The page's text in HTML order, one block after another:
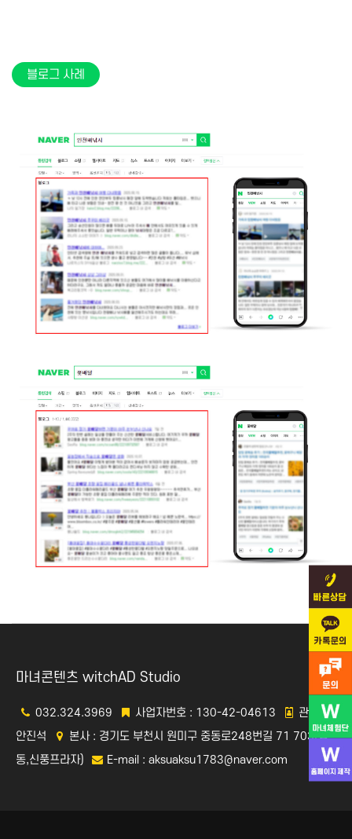
블로그 사례
마녀콘텐츠 witchAD Studio
032.324.3969 사업자번호 : 130-42-04613
관리자 :
안진석
본사 : 경기도 부천시 원미구 중동로248번길 71 703(중
동,신풍프라자)
E-mail : aksuaksu1783@naver.com